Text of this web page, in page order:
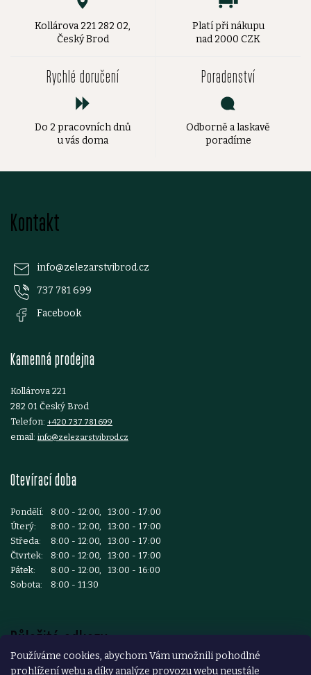
Používáme cookies, abychom Vám umožnili pohodlné
prohlížení webu a díky analýze provozu webu neustále
Kollárova 221 282 02,
Český Brod
Platí při nákupu
nad 2000 CZK
Rychlé doručení
Do 2 pracovních dnů
u vás doma
Poradenství
Odborně a laskavě
poradíme
Kontakt
info@zelezarstvibrod.cz
737 781 699
Facebook
Kamenná prodejna
Kollárova 221
282 01 Český Brod
Telefon: +420 737 781 699
email: info@zelezarstvibrod.cz
Otevírací doba
Pondělí:
8:00 - 12:00, 13:00 - 17:00
Úterý:
8:00 - 12:00, 13:00 - 17:00
Středa:
8:00 - 12:00, 13:00 - 17:00
Čtvrtek:
8:00 - 12:00, 13:00 - 17:00
Pátek:
8:00 - 12:00, 13:00 - 16:00
Sobota:
8:00 - 11:30
Důležité odkazy